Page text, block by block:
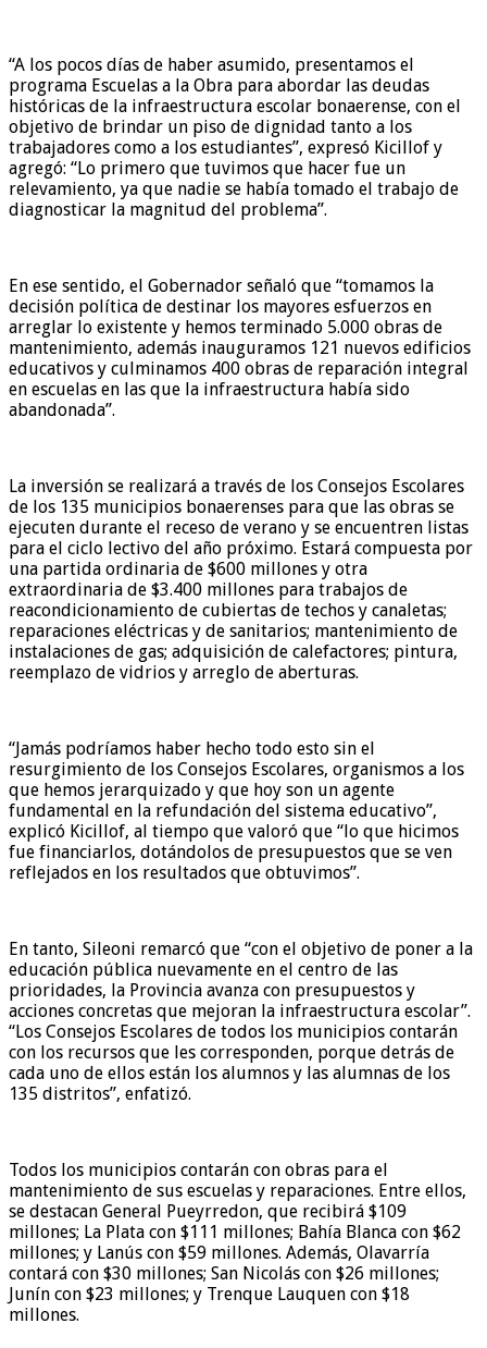
“A los pocos días de haber asumido, presentamos el
programa Escuelas a la Obra para abordar las deudas
históricas de la infraestructura escolar bonaerense, con el
objetivo de brindar un piso de dignidad tanto a los
trabajadores como a los estudiantes”, expresó Kicillof y
agregó: “Lo primero que tuvimos que hacer fue un
relevamiento, ya que nadie se había tomado el trabajo de
diagnosticar la magnitud del problema”.
En ese sentido, el Gobernador señaló que “tomamos la
decisión política de destinar los mayores esfuerzos en
arreglar lo existente y hemos terminado 5.000 obras de
mantenimiento, además inauguramos 121 nuevos edificios
educativos y culminamos 400 obras de reparación integral
en escuelas en las que la infraestructura había sido
abandonada”.
La inversión se realizará a través de los Consejos Escolares
de los 135 municipios bonaerenses para que las obras se
ejecuten durante el receso de verano y se encuentren listas
para el ciclo lectivo del año próximo. Estará compuesta por
una partida ordinaria de $600 millones y otra
extraordinaria de $3.400 millones para trabajos de
reacondicionamiento de cubiertas de techos y canaletas;
reparaciones eléctricas y de sanitarios; mantenimiento de
instalaciones de gas; adquisición de calefactores; pintura,
reemplazo de vidrios y arreglo de aberturas.
“Jamás podríamos haber hecho todo esto sin el
resurgimiento de los Consejos Escolares, organismos a los
que hemos jerarquizado y que hoy son un agente
fundamental en la refundación del sistema educativo”,
explicó Kicillof, al tiempo que valoró que “lo que hicimos
fue financiarlos, dotándolos de presupuestos que se ven
reflejados en los resultados que obtuvimos”.
En tanto, Sileoni remarcó que “con el objetivo de poner a la
educación pública nuevamente en el centro de las
prioridades, la Provincia avanza con presupuestos y
acciones concretas que mejoran la infraestructura escolar”.
“Los Consejos Escolares de todos los municipios contarán
con los recursos que les corresponden, porque detrás de
cada uno de ellos están los alumnos y las alumnas de los
135 distritos”, enfatizó.
Todos los municipios contarán con obras para el
mantenimiento de sus escuelas y reparaciones. Entre ellos,
se destacan General Pueyrredon, que recibirá $109
millones; La Plata con $111 millones; Bahía Blanca con $62
millones; y Lanús con $59 millones. Además, Olavarría
contará con $30 millones; San Nicolás con $26 millones;
Junín con $23 millones; y Trenque Lauquen con $18
millones.